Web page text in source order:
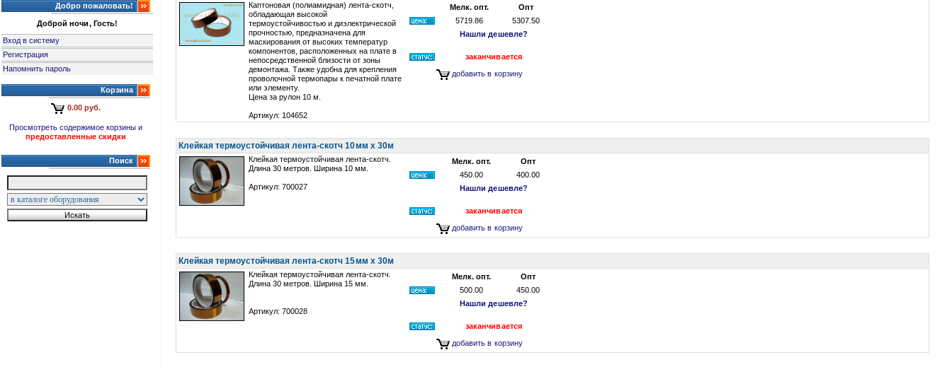
Добро пожаловать!
Доброй ночи, Гость!
Вход в систему
Регистрация
Напомнить пароль
Корзина
0.00 руб.
Просмотреть содержимое корзины и
предоставленные скидки
Поиск
Каптоновая (полиамидная) лента-скотч,
обладающая высокой
термоустойчивостью и диэлектрической
прочностью, предназначена для
маскирования от высоких температур
компонентов, расположенных на плате в
непосредственной близости от зоны
демонтажа. Также удобна для крепления
проволочной термопары к печатной плате
или элементу.
Цена за рулон 10 м.
Артикул: 104652
Мелк. опт.
Опт
5719.86
5307.50
Нашли дешевле?
заканчивается
добавить в корзину
Клейкая термоустойчивая лента-скотч 10мм х 30м
Клейкая термоустойчивая лента-скотч.
Длина 30 метров. Ширина 10 мм.
Артикул: 700027
Мелк. опт.
Опт
450.00
400.00
Нашли дешевле?
заканчивается
добавить в корзину
Клейкая термоустойчивая лента-скотч 15мм х 30м
Клейкая термоустойчивая лента-скотч.
Длина 30 метров. Ширина 15 мм.
Артикул: 700028
Мелк. опт.
Опт
500.00
450.00
Нашли дешевле?
заканчивается
добавить в корзину